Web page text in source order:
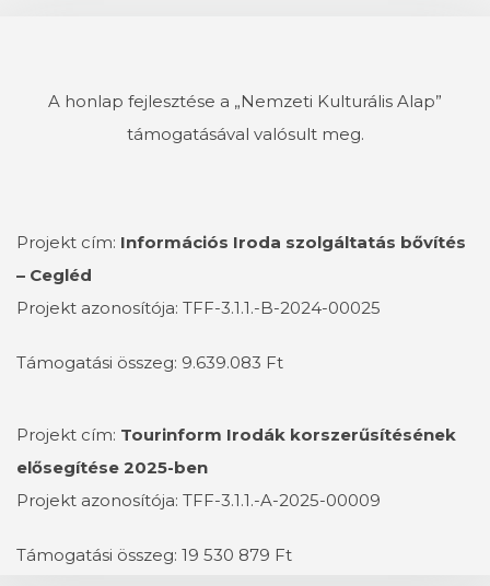
A honlap fejlesztése a „Nemzeti Kulturális Alap”
támogatásával valósult meg.
Projekt cím: Információs Iroda szolgáltatás bővítés
– Cegléd
Projekt azonosítója: TFF-3.1.1.-B-2024-00025
Támogatási összeg: 9.639.083 Ft
Projekt cím: Tourinform Irodák korszerűsítésének
elősegítése 2025-ben
Projekt azonosítója: TFF-3.1.1.-A-2025-00009
Támogatási összeg: 19 530 879 Ft